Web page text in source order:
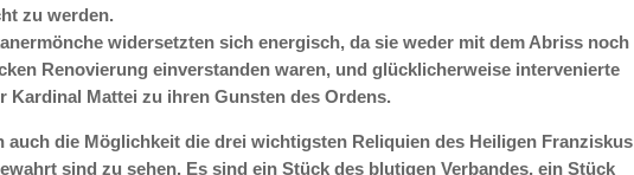
zu werden.
widersetzten sich energisch, da sie weder mit dem Abriss noch
Renovierung einverstanden waren, und glücklicherweise intervenierte
Kardinal Mattei zu ihren Gunsten des Ordens.
auch die Möglichkeit die drei wichtigsten Reliquien des Heiligen Franziskus
sind zu sehen. Es sind ein Stück des blutigen Verbandes, ein Stück